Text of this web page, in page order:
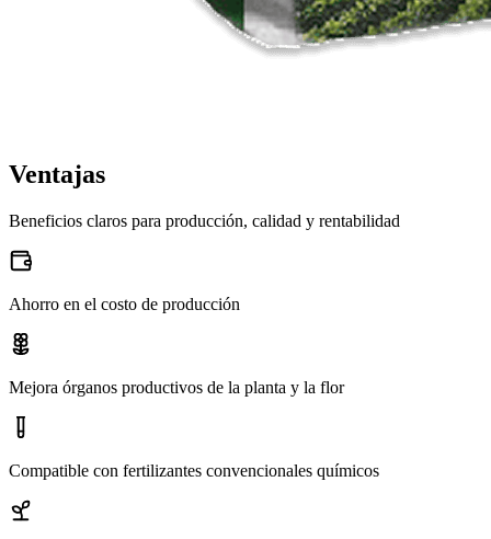
Ventajas
Beneficios claros para producción, calidad y rentabilidad
Ahorro en el costo de producción
Mejora órganos productivos de la planta y la flor
Compatible con fertilizantes convencionales químicos